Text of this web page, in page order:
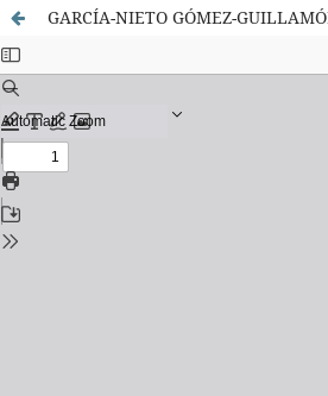
GARCÍA-NIETO GÓMEZ-